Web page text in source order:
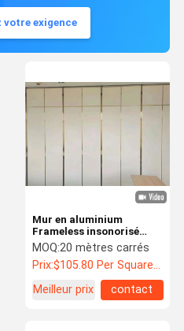
votre exigence
Mur en aluminium
Frameless insonorisé
universel de bureau de
cadre de cloisons de
séparation
MOQ:20 mètres carrés
Prix:$105.80 Per Square Meter
Meilleur prix
contact